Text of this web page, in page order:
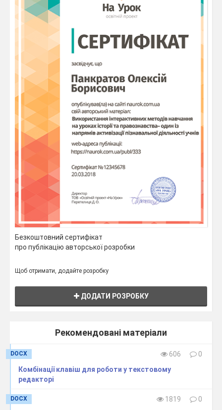
Шрифт: будь-який (обирайте
самостійно).
Стиль: жирний (
Розмір: 20 або більше.
Колір: вибрати яскравий.
Основний текст:
Написати кілька речень (3-5), наприклад:
Розказати про улюблене хобі або
домашнього улюбленця.
Текст має містити:
Одне підкреслене слово.
Одне слово курсивом .
Для кожного слова окремий
колір.
Збільшити розмір шрифту у
Використати два різні типи шрифтів
у тексті.
Приклад оформлення завдання:
Заголовок:АННА
червоний).
"Я люблю читати книги
Моя улюблена книга— Гаррі Поттер.
подобається гуляти на природі
Порада для батьків:
Якщо діти матимуть запитання, попросіть їх
спробувати різні варіанти шрифтів і кольорів — це
розвиває креативність!
пояснити завдання.
Безкоштовний сертифікат
про публікацію авторської розробки
Щоб отримати, додайте розробку
ДОДАТИ РОЗРОБКУ
Рекомендовані матеріали
DOCX 606
0
Комбінації клавіш для роботи у текстовому
редакторі
DOCX 1819
0